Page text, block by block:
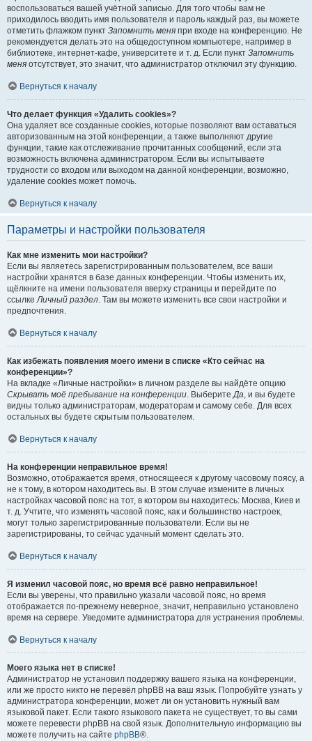
воспользоваться вашей учётной записью. Для того чтобы вам не
приходилось вводить имя пользователя и пароль каждый раз, вы можете
отметить флажком пункт Запомнить меня при входе на конференцию. Не
рекомендуется делать это на общедоступном компьютере, например в
библиотеке, интернет-кафе, университете и т. д. Если пункт Запомнить
меня отсутствует, это значит, что администратор отключил эту функцию.
Вернуться к началу
Что делает функция «Удалить cookies»?
Она удаляет все созданные cookies, которые позволяют вам оставаться
авторизованным на этой конференции, а также выполняют другие
функции, такие как отслеживание прочитанных сообщений, если эта
возможность включена администратором. Если вы испытываете
трудности со входом или выходом на данной конференции, возможно,
удаление cookies может помочь.
Вернуться к началу
Параметры и настройки пользователя
Как мне изменить мои настройки?
Если вы являетесь зарегистрированным пользователем, все ваши
настройки хранятся в базе данных конференции. Чтобы изменить их,
щёлкните на имени пользователя вверху страницы и перейдите по
ссылкеЛичный раздел. Там вы можете изменить все свои настройки и
предпочтения.
Вернуться к началу
Как избежать появления моего имени в списке «Кто сейчас на
конференции»?
На вкладке «Личные настройки» в личном разделе вы найдёте опцию
Скрывать моё пребывание на конференции. ВыберитеДа, и вы будете
видны только администраторам, модераторам и самому себе. Для всех
остальных вы будете скрытым пользователем.
Вернуться к началу
На конференции неправильное время!
Возможно, отображается время, относящееся к другому часовому поясу, а
не к тому, в котором находитесь вы. В этом случае измените в личных
настройках часовой пояс на тот, в котором вы находитесь: Москва, Киев и
т. д. Учтите, что изменять часовой пояс, как и большинство настроек,
могут только зарегистрированные пользователи. Если вы не
зарегистрированы, то сейчас удачный момент сделать это.
Вернуться к началу
Я изменил часовой пояс, но время всё равно неправильное!
Если вы уверены, что правильно указали часовой пояс, но время
отображается по-прежнему неверное, значит, неправильно установлено
время на сервере. Уведомите администратора для устранения проблемы.
Вернуться к началу
Моего языка нет в списке!
Администратор не установил поддержку вашего языка на конференции,
или же просто никто не перевёл phpBB на ваш язык. Попробуйте узнать у
администратора конференции, может ли он установить нужный вам
языковой пакет. Если такого языкового пакета не существует, то вы сами
можете перевести phpBB на свой язык. Дополнительную информацию вы
можете получить на сайте phpBB®.